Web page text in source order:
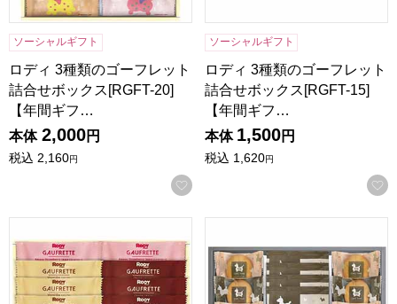
ソーシャルギフト
ロディ 3種類のゴーフレット
詰合せボックス[RGFT-20]
【年間ギフ…
本体 2,000円
税込 2,160円
お気に入りに登録する
ソーシャルギフト
ロディ 3種類のゴーフレット
詰合せボックス[RGFT-15]
【年間ギフ…
本体 1,500円
税込 1,620円